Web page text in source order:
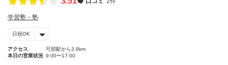
学習塾・塾
日祝OK
アクセス
可部駅から3.8km
本日の営業状況 9:00〜17:00